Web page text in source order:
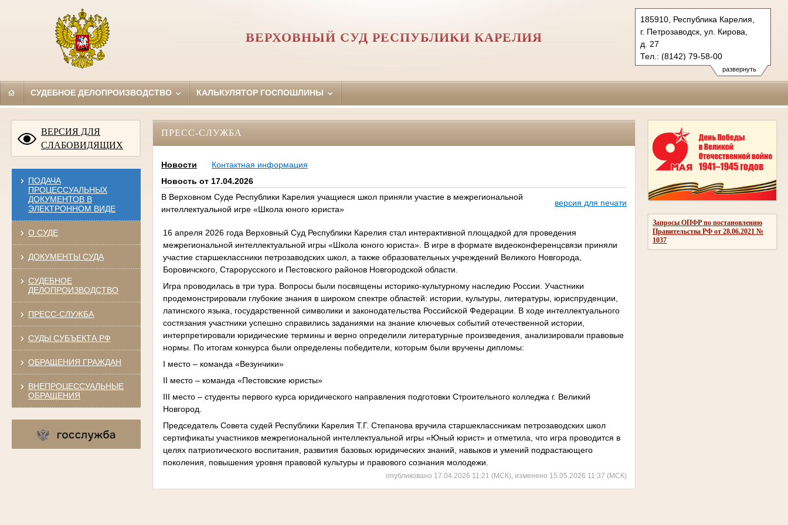
развернуть
185910, Республика Карелия,
г. Петрозаводск, ул. Кирова,
д. 27
Тел.: (8142) 79-58-00
795-888 (факс)
vs.kar@sudrf.ru
ВЕРХОВНЫЙ СУД РЕСПУБЛИКИ КАРЕЛИЯ
СУДЕБНОЕ ДЕЛОПРОИЗВОДСТВО КАЛЬКУЛЯТОР ГОСПОШЛИНЫ
ВЕРСИЯ ДЛЯ
СЛАБОВИДЯЩИХ
ПОДАЧА
ПРОЦЕССУАЛЬНЫХ
ДОКУМЕНТОВ В
ЭЛЕКТРОННОМ ВИДЕ
О СУДЕ
ДОКУМЕНТЫ СУДА
СУДЕБНОЕ
ДЕЛОПРОИЗВОДСТВО
ПРЕСС-СЛУЖБА
СУДЫ СУБЪЕКТА РФ
ОБРАЩЕНИЯ ГРАЖДАН
ВНЕПРОЦЕССУАЛЬНЫЕ
ОБРАЩЕНИЯ
Запросы ОПФР по постановлению
Правительства РФ от 28.06.2021 №
1037
ПРЕСС-СЛУЖБА
Новости
Контактная информация
Новость от 17.04.2026
В Верховном Суде Республики Карелия учащиеся школ приняли участие в межрегиональной
интеллектуальной игре «Школа юного юриста»
версия для печати
16 апреля 2026 года Верховный Суд Республики Карелия стал интерактивной площадкой для проведения
межрегиональной интеллектуальной игры «Школа юного юриста». В игре в формате видеоконференцсвязи приняли
участие старшеклассники петрозаводских школ, а также образовательных учреждений Великого Новгорода,
Боровичского, Старорусского и Пестовского районов Новгородской области.
Игра проводилась в три тура. Вопросы были посвящены историко-культурному наследию России. Участники
продемонстрировали глубокие знания в широком спектре областей: истории, культуры, литературы, юриспруденции,
латинского языка, государственной символики и законодательства Российской Федерации. В ходе интеллектуального
состязания участники успешно справились заданиями на знание ключевых событий отечественной истории,
интерпретировали юридические термины и верно определили литературные произведения, анализировали правовые
нормы. По итогам конкурса были определены победители, которым были вручены дипломы:
I место – команда «Везунчики»
II место – команда «Пестовские юристы»
III место – студенты первого курса юридического направления подготовки Строительного колледжа г. Великий
Новгород.
Председатель Совета судей Республики Карелия Т.Г. Степанова вручила старшеклассникам петрозаводских школ
сертификаты участников межрегиональной интеллектуальной игры «Юный юрист» и отметила, что игра проводится в
целях патриотического воспитания, развития базовых юридических знаний, навыков и умений подрастающего
поколения, повышения уровня правовой культуры и правового сознания молодежи.
опубликовано 17.04.2026 11:21 (МСК), изменено 15.05.2026 11:37 (МСК)